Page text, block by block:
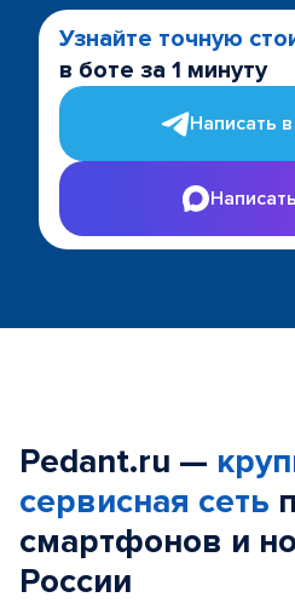
Узнайте точную
в боте за 1 минуту
Написать
Pedant.ru —
сервисная сеть
смартфонов и
России